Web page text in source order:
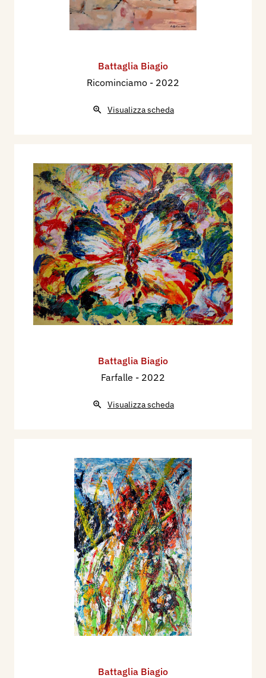
Battaglia Biagio
Ricominciamo - 2022
Visualizza scheda
Battaglia Biagio
Farfalle - 2022
Visualizza scheda
Battaglia Biagio